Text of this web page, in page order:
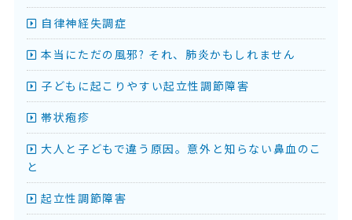
自律神経失調症
本当にただの風邪? それ、肺炎かもしれません
子どもに起こりやすい起立性調節障害
帯状疱疹
大人と子どもで違う原因。意外と知らない鼻血のこ
と
起立性調節障害